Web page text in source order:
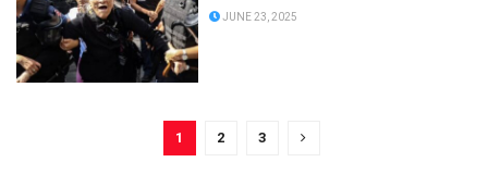
JUNE 23, 2025
1 2 3